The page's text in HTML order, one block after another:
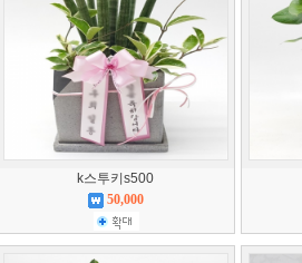
k스투키s500
50,000